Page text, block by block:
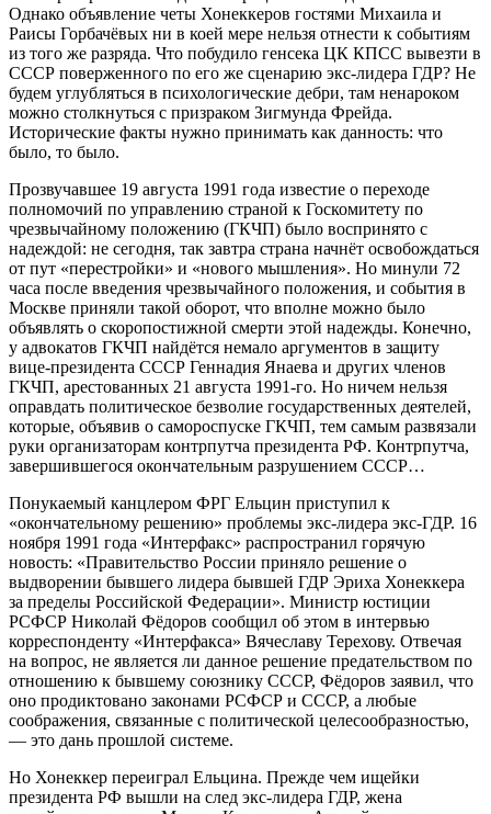
Однако объявление четы Хонеккеров гостями Михаила и
Раисы Горбачёвых ни в коей мере нельзя отнести к событиям
из того же разряда. Что побудило генсека ЦК КПСС вывезти в
СССР поверженного по его же сценарию экс-лидера ГДР? Не
будем углубляться в психологические дебри, там ненароком
можно столкнуться с призраком Зигмунда Фрейда.
Исторические факты нужно принимать как данность: что
было, то было.
Прозвучавшее 19 августа 1991 года известие о переходе
полномочий по управлению страной к Госкомитету по
чрезвычайному положению (ГКЧП) было воспринято с
надеждой: не сегодня, так завтра страна начнёт освобождаться
от пут «перестройки» и «нового мышления». Но минули 72
часа после введения чрезвычайного положения, и события в
Москве приняли такой оборот, что вполне можно было
объявлять о скоропостижной смерти этой надежды. Конечно,
у адвокатов ГКЧП найдётся немало аргументов в защиту
вице-президента СССР Геннадия Янаева и других членов
ГКЧП, арестованных 21 августа 1991-го. Но ничем нельзя
оправдать политическое безволие государственных деятелей,
которые, объявив о самороспуске ГКЧП, тем самым развязали
руки организаторам контрпутча президента РФ. Контрпутча,
завершившегося окончательным разрушением СССР…
Понукаемый канцлером ФРГ Ельцин приступил к
«окончательному решению» проблемы экс-лидера экс-ГДР. 16
ноября 1991 года «Интерфакс» распространил горячую
новость: «Правительство России приняло решение о
выдворении бывшего лидера бывшей ГДР Эриха Хонеккера
за пределы Российской Федерации». Министр юстиции
РСФСР Николай Фёдоров сообщил об этом в интервью
корреспонденту «Интерфакса» Вячеславу Терехову. Отвечая
на вопрос, не является ли данное решение предательством по
отношению к бывшему союзнику СССР, Фёдоров заявил, что
оно продиктовано законами РСФСР и СССР, а любые
соображения, связанные с политической целесообразностью,
— это дань прошлой системе.
Но Хонеккер переиграл Ельцина. Прежде чем ищейки
президента РФ вышли на след экс-лидера ГДР, жена